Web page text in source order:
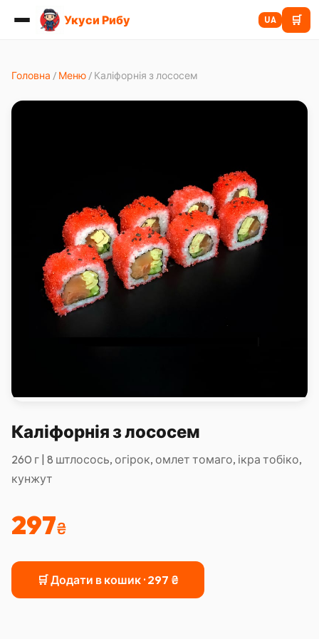
Укуси Рибу UA 🛒
Головна / Меню/ Каліфорнія з лососем
Каліфорнія з лососем
260 г | 8 штлосось, огірок, омлет томаго, ікра тобіко,
кунжут
297₴
🛒 Додати в кошик ·297 ₴